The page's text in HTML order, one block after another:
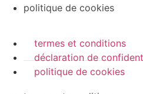
politique de cookies
termes et conditions
déclaration de
politique de cookies